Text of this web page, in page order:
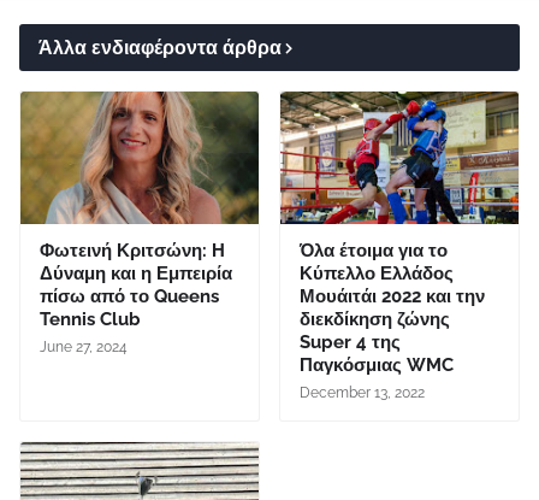
Άλλα ενδιαφέροντα άρθρα
Φωτεινή Κριτσώνη: Η
Δύναμη και η Εμπειρία
πίσω από το Queens
Tennis Club
June 27, 2024
Όλα έτοιμα για το
Κύπελλο Ελλάδος
Μουάιτάι 2022 και την
διεκδίκηση ζώνης
Super 4 της
Παγκόσμιας WMC
December 13, 2022